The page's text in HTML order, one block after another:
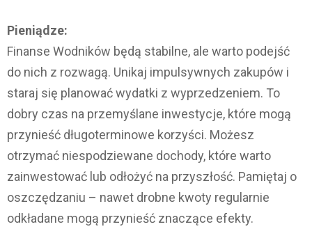
Pieniądze:
Finanse Wodników będą stabilne, ale warto podejść
do nich z rozwagą. Unikaj impulsywnych zakupów i
staraj się planować wydatki z wyprzedzeniem. To
dobry czas na przemyślane inwestycje, które mogą
przynieść długoterminowe korzyści. Możesz
otrzymać niespodziewane dochody, które warto
zainwestować lub odłożyć na przyszłość. Pamiętaj o
oszczędzaniu – nawet drobne kwoty regularnie
odkładane mogą przynieść znaczące efekty.